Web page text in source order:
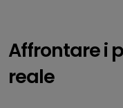
Affrontare i
reale